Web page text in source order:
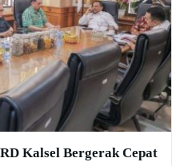
Kalsel Bergerak Cepat